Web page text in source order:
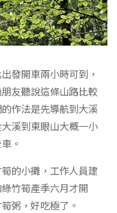
發開車兩小時可到，
友聽說這條山路比較
作法是先導航到大溪
溪到東眼山大概一小
。
的小攤，工作人員建
竹筍產季六月才開
粥，好吃極了。